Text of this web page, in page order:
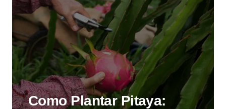
Como Plantar Pitaya: